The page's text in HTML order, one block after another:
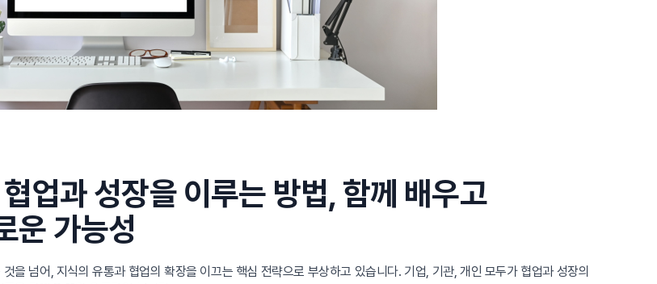
업과 성장을 이루는 방법, 함께 배우고
운 가능성
을 넘어, 지식의 유통과 협업의 확장을 이끄는 핵심 전략으로 부상하고 있습니다. 기업, 기관, 개인 모두가 협업과 성장의